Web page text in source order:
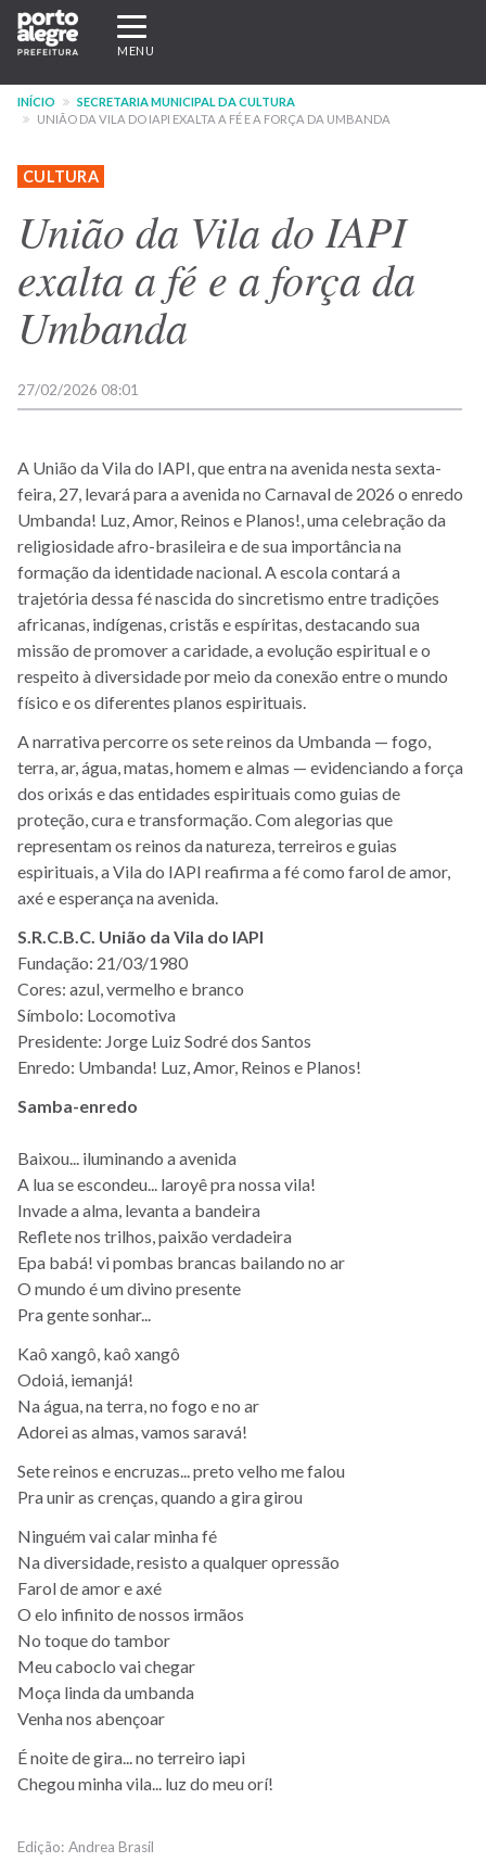
Pular
para
conteúdo
principal
Expandir/recolher
navegação
MENU
INÍCIO
SECRETARIA MUNICIPAL DA CULTURA
UNIÃO DA VILA DO IAPI EXALTA A FÉ E A FORÇA DA UMBANDA
CULTURA
União da Vila do IAPI
exalta a fé e a força da
Umbanda
27/02/2026 08:01
A União da Vila do IAPI, que entra na avenida nesta sexta-
feira, 27, levará para a avenida no Carnaval de 2026 o enredo
Umbanda! Luz, Amor, Reinos e Planos!, uma celebração da
religiosidade afro-brasileira e de sua importância na
formação da identidade nacional. A escola contará a
trajetória dessa fé nascida do sincretismo entre tradições
africanas, indígenas, cristãs e espíritas, destacando sua
missão de promover a caridade, a evolução espiritual e o
respeito à diversidade por meio da conexão entre o mundo
físico e os diferentes planos espirituais.
A narrativa percorre os sete reinos da Umbanda — fogo,
terra, ar, água, matas, homem e almas — evidenciando a força
dos orixás e das entidades espirituais como guias de
proteção, cura e transformação. Com alegorias que
representam os reinos da natureza, terreiros e guias
espirituais, a Vila do IAPI reafirma a fé como farol de amor,
axé e esperança na avenida.
S.R.C.B.C. União da Vila do IAPI
Fundação: 21/03/1980
Cores: azul, vermelho e branco
Símbolo: Locomotiva
Presidente: Jorge Luiz Sodré dos Santos
Enredo: Umbanda! Luz, Amor, Reinos e Planos!
Samba-enredo
Baixou... iluminando a avenida
A lua se escondeu... laroyê pra nossa vila!
Invade a alma, levanta a bandeira
Reflete nos trilhos, paixão verdadeira
Epa babá! vi pombas brancas bailando no ar
O mundo é um divino presente
Pra gente sonhar...
Kaô xangô, kaô xangô
Odoiá, iemanjá!
Na água, na terra, no fogo e no ar
Adorei as almas, vamos saravá!
Sete reinos e encruzas... preto velho me falou
Pra unir as crenças, quando a gira girou
Ninguém vai calar minha fé
Na diversidade, resisto a qualquer opressão
Farol de amor e axé
O elo infinito de nossos irmãos
No toque do tambor
Meu caboclo vai chegar
Moça linda da umbanda
Venha nos abençoar
É noite de gira... no terreiro iapi
Chegou minha vila... luz do meu orí!
Andrea Brasil